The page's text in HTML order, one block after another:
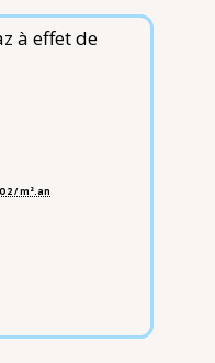
à effet de
/ m².an